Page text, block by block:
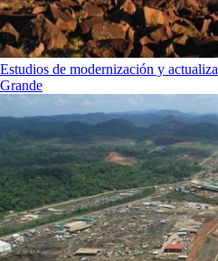
Estudios de modernización y
Grande